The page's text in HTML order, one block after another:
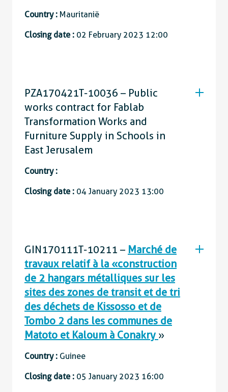
Country : Mauritanië
Closing date : 02 February 2023 12:00
PZA170421T-10036 – Public
works contract for Fablab
Transformation Works and
Furniture Supply in Schools in
East Jerusalem
Country :
Closing date : 04 January 2023 13:00
GIN170111T-10211 – Marché de
travaux relatif à la « construction
de 2 hangars métalliques sur les
sites des zones de transit et de tri
des déchets de Kissosso et de
Tombo 2 dans les communes de
Matoto et Kaloum à Conakry »
Country : Guinee
Closing date : 05 January 2023 16:00